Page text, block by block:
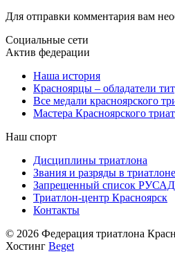
Для отправки комментария вам
Социальные сети
Актив федерации
Наша история
Красноярцы – обладатели
Все медали красноярского
Мастера Красноярского
Наш спорт
Дисциплины триатлона
Звания и разряды в триатлоне
Запрещенный список
Триатлон-центр Красноярск
Контакты
© 2026 Федерация триатлона
Хостинг Beget